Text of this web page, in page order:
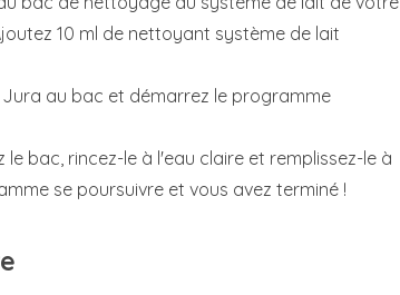
10 ml de nettoyant système de lait
au bac et démarrez le programme
bac, rincez-le à l'eau claire et remplissez-le à
se poursuivre et vous avez terminé !